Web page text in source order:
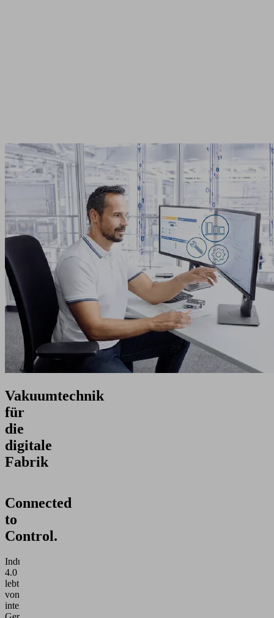
Vakuumtechnik
für
die
digitale
Fabrik
Connected
to
Control.
Industrie
4.0
lebt
von
intelligenten